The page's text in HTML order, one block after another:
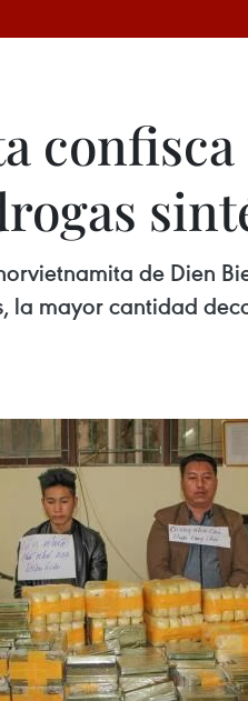
confisca
de Dien
mayor cantidad